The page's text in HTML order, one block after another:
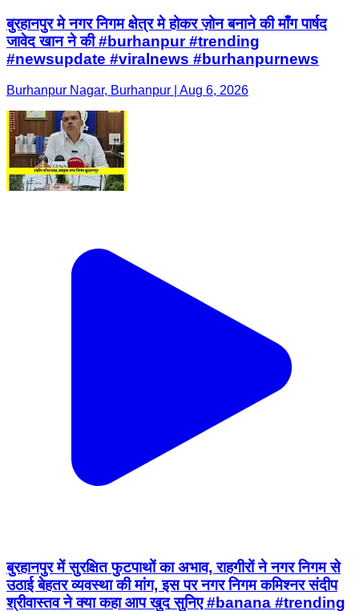
बुरहानपुर मे नगर निगम क्षेत्र मे होकर ज़ोन बनाने की माँग पार्षद
जावेद खान ने की #burhanpur #trending
#newsupdate #viralnews #burhanpurnews
Burhanpur Nagar, Burhanpur | Aug 6, 2026
बुरहानपुर में सुरक्षित फुटपाथों का अभाव, राहगीरों ने नगर निगम से
उठाई बेहतर व्यवस्था की मांग, इस पर नगर निगम कमिश्नर संदीप
श्रीवास्तव ने क्या कहा आप खुद सुनिए #banana #trending